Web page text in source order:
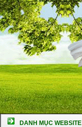
DANH MỤC WEBSITE